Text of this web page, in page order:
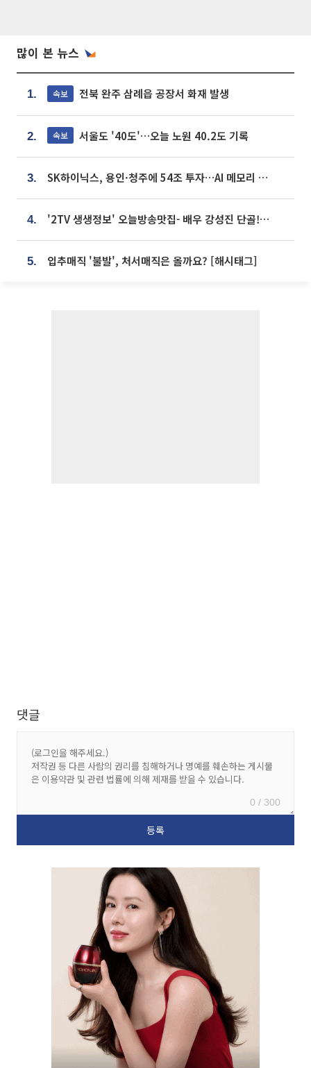
많이 본 뉴스
1. 속보 전북 완주 삼례읍 공장서 화재 발생
2. 속보 서울도 '40도'…오늘 노원 40.2도 기록
3. SK하이닉스, 용인·청주에 54조 투자…AI 메모리 생산기지 키운다
4. '2TV 생생정보' 오늘방송맛집- 배우 강성진 단골! 쌀국수ㆍ푸팟퐁 커리 맛집 '블○○○'
5. 입추매직 '불발', 처서매직은 올까요? [해시태그]
댓글
0 / 300